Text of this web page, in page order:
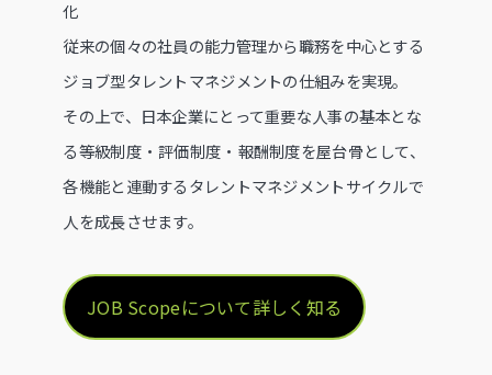
化
従来の個々の社員の能力管理から職務を中心とする
ジョブ型タレントマネジメントの仕組みを実現。
その上で、日本企業にとって重要な人事の基本とな
る等級制度・評価制度・報酬制度を屋台骨として、
各機能と連動するタレントマネジメントサイクルで
人を成長させます。
JOB Scopeについて詳しく知る